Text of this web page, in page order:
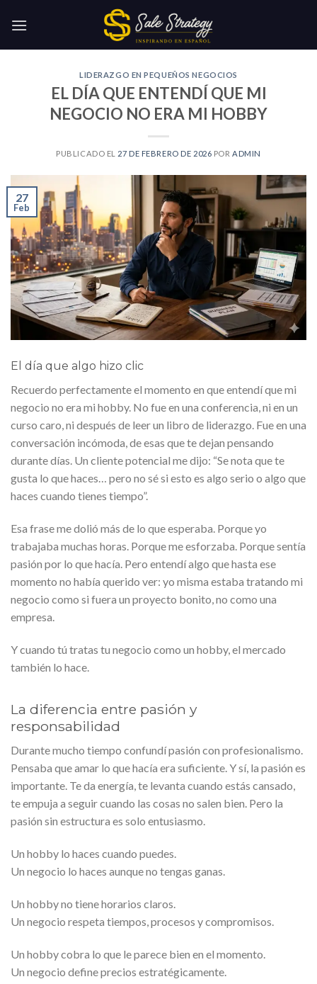
LIDERAZGO EN PEQUEÑOS NEGOCIOS
EL DÍA QUE ENTENDÍ QUE MI
NEGOCIO NO ERA MI HOBBY
PUBLICADO EL 27 DE FEBRERO DE 2026 POR ADMIN
27
Feb
El día que algo hizo clic
Recuerdo perfectamente el momento en que entendí que mi
negocio no era mi hobby. No fue en una conferencia, ni en un
curso caro, ni después de leer un libro de liderazgo. Fue en una
conversación incómoda, de esas que te dejan pensando
durante días. Un cliente potencial me dijo: “Se nota que te
gusta lo que haces… pero no sé si esto es algo serio o algo que
haces cuando tienes tiempo”.
Esa frase me dolió más de lo que esperaba. Porque yo
trabajaba muchas horas. Porque me esforzaba. Porque sentía
pasión por lo que hacía. Pero entendí algo que hasta ese
momento no había querido ver: yo misma estaba tratando mi
negocio como si fuera un proyecto bonito, no como una
empresa.
Y cuando tú tratas tu negocio como un hobby, el mercado
también lo hace.
La diferencia entre pasión y
responsabilidad
Durante mucho tiempo confundí pasión con profesionalismo.
Pensaba que amar lo que hacía era suficiente. Y sí, la pasión es
importante. Te da energía, te levanta cuando estás cansado,
te empuja a seguir cuando las cosas no salen bien. Pero la
pasión sin estructura es solo entusiasmo.
Un hobby lo haces cuando puedes.
Un negocio lo haces aunque no tengas ganas.
Un hobby no tiene horarios claros.
Un negocio respeta tiempos, procesos y compromisos.
Un hobby cobra lo que le parece bien en el momento.
Un negocio define precios estratégicamente.